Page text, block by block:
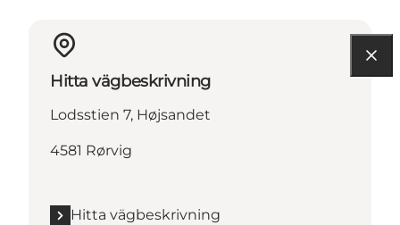
Hitta vägbeskrivning
Lodsstien 7, Højsandet
4581 Rørvig
Hitta vägbeskrivning